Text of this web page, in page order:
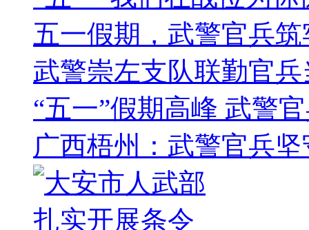
五一假期，武警官兵
武警崇左支队联勤官兵
“五一”假期高峰 武警
广西梧州：武警官兵